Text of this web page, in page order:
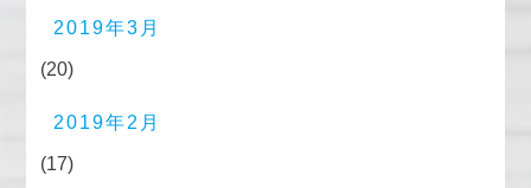
2019年3月
(20)
2019年2月
(17)